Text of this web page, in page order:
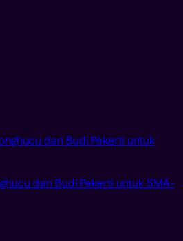
dan Budi Pekerti untuk SMA-